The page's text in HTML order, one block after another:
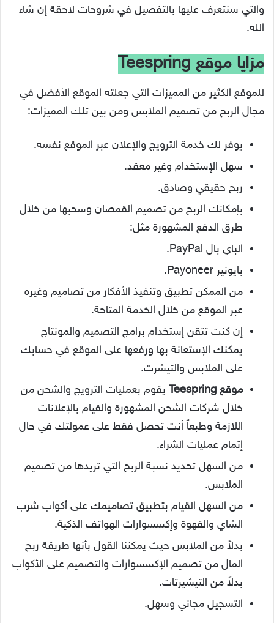
والتي سنتعرف عليها بالتفصيل في شروحات لاحقة إن شاء
الله.
مزايا موقع Teespring
للموقع الكثير من المميزات التي جعلته الموقع الأفضل في
مجال الربح من تصميم الملابس ومن بين تلك المميزات:
يوفر لك خدمة الترويج والإعلان عبر الموقع نفسه.
سهل الإستخدام وغير معقد.
ربح حقيقي وصادق.
بإمكانك الربح من تصميم القمصان وسحبها من خلال
طرق الدفع المشهورة مثل:
الباي بال PayPal.
بايونير Payoneer.
من الممكن تطبيق وتنفيذ الأفكار من تصاميم وغيره
عبر الموقع من خلال الخدمة المتاحة.
إن كنت تتقن إستخدام برامج التصميم والمونتاج
يمكنك الإستعانة بها ورفعها على الموقع في حسابك
على الملابس والتيشرت.
موقع Teespring
يقوم بعمليات الترويج والشحن من
خلال شركات الشحن المشهورة والقيام بالإعلانات
اللازمة وطبعاً أنت تحصل فقط على عمولتك في حال
إتمام عمليات الشراء.
من السهل تحديد نسبة الربح التي تريدها من تصميم
الملابس.
من السهل القيام بتطبيق تصاميمك على أكواب شرب
الشاي والقهوة وإكسسوارات الهواتف الذكية.
بدلاً من الملابس حيث يمكننا القول بأنها طريقة ربح
المال من تصميم الإكسسوارات والتصميم على الأكواب
بدلاً من التيشيرتات.
التسجيل مجاني وسهل.